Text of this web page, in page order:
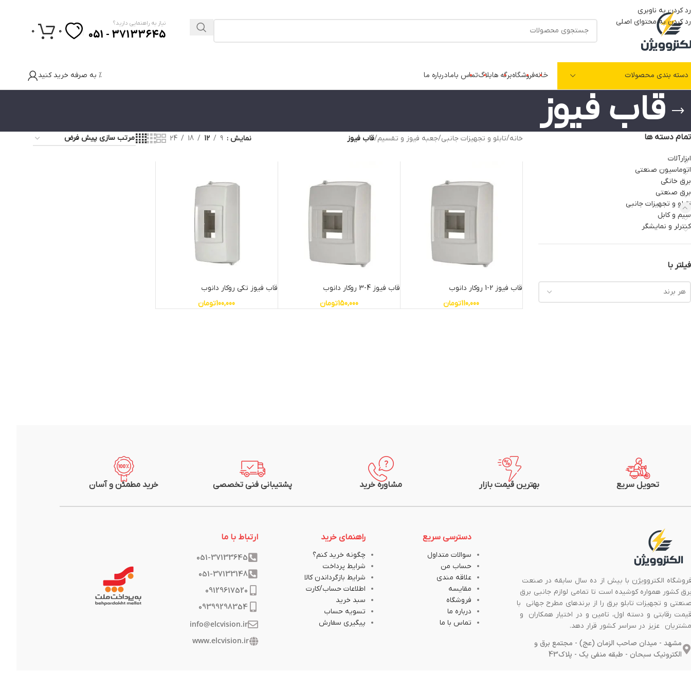
رد کردن به ناوبری
رد کردن به محتوای اصلی
نیاز به راهنمایی دارید؟
37133645 - 051
0
0
دسته بندی محصولات خانهفروشگاهبرگه هابلاگتماس بامادرباره ما % به صرفه خرید کنید
قاب فیوز
تمام دسته ها
ابزارآلات
اتوماسیون صنعتی
برق خانگی
برق صنعتی
تابلو و تجهیزات جانبی
سیم و کابل
کنترلر و نمایشگر
فیلتر با
هر برند
خانه/تابلو و تجهیزات جانبی/جعبه فیوز و تقسیم/قاب فیوز نمایش 9
12
18
24
قاب فیوز 2-1 روکار دانوب
110,000تومان
قاب فیوز 4-3 روکار دانوب
150,000تومان
قاب فیوز تکی روکار دانوب
100,000تومان
تحویل سریع بهترین قیمت بازار مشاوره خرید پشتیبانی فنی تخصصی خرید مطمئن و آسان
الکتروویژن با بیش از ده سال سابقه در صنعت
کشور همواره کوشیده است تا تمامی لوازم جانبی برق
و تجهیزات تابلو برق را از برندهای مطرح جهانی با
رقابتی و دسته اول، تامین و در اختیار همکاران و
عزیز در سراسر کشور قرار دهد.
مشهد - میدان صاحب الزمان (عج) - مجتمع برق و
الکترونیک سبحان - طبقه منفی یک - پلاک43
دسترسی سریع
سوالات متداول
حساب من
علاقه مندی
مقایسه
فروشگاه
درباره ما
تماس با ما
راهنمای خرید
چگونه خرید کنم؟
شرایط پرداخت
شرایط بازگرداندن کالا
اطلاعات حساب/کارت
سبد خرید
تسویه حساب
پیگیری سفارش
ارتباط با ما
051-37133645
051-37133148
09129617520
09399298354
info@elcvision.ir
www.elcvision.ir